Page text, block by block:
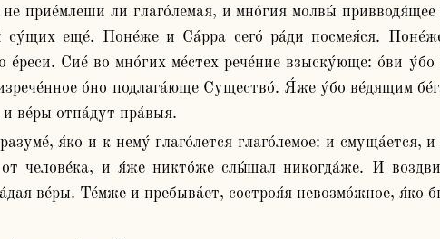
прие́млеши ли глаго́лемая, и мно́гия молвы́
су́щих еще́. Поне́же и Са́рра сего́ ра́ди посмея́ся.
Сие́ во мно́гих ме́стех рече́ние взыску́юще: о́ви
о́но подлага́юще Существо́. Я́же у́бо ве́дящим
ве́ры отпа́дут пра́выя.
челове́ка, и я́же никто́же слы́шал никогда́же. И
ве́ры. Те́мже и пребыва́ет, состроя́я невозмо́жное, я́ко